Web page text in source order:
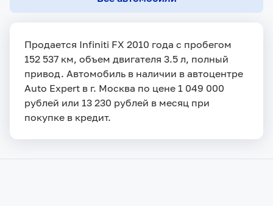
Продается Infiniti FX 2010 года с пробегом
152 537 км, объем двигателя 3.5 л, полный
привод. Автомобиль в наличии в автоцентре
Auto Expert в г. Москва по цене 1 049 000
рублей или 13 230 рублей в месяц при
покупке в кредит.